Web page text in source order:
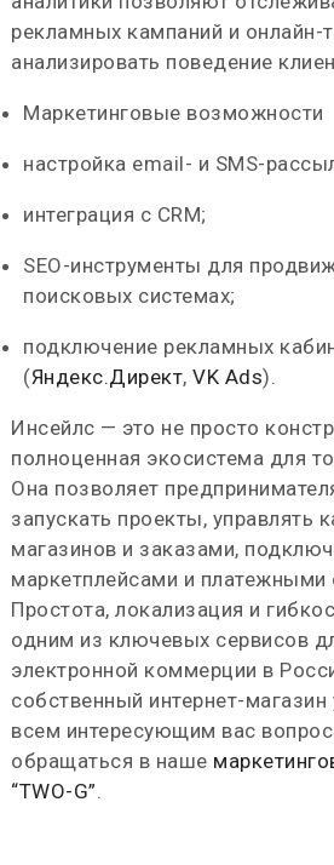
рекламных кампаний и онлайн-
анализировать поведение
Маркетинговые возможности
настройка email- и SMS-
интеграция с CRM;
SEO-инструменты для
поисковых системах;
подключение рекламных
(Яндекс.Директ,VK Ads).
Инсейлс — это не просто
полноценная экосистема для
Она позволяет
запускать проекты, управлять
магазинов и заказами,
маркетплейсами и платежными
Простота, локализация и
одним из ключевых сервисов
электронной коммерции в
собственный интернет-
всем интересующим вас
обращаться в наше
“TWO-G”.